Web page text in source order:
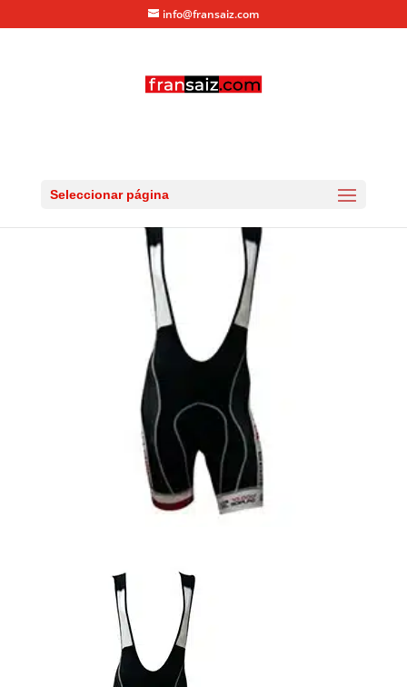
info@fransaiz.com
Seleccionar página